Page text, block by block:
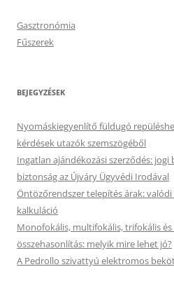
Gasztronómia
Fűszerek
BEJEGYZÉSEK
Nyomáskiegyenlítő füldugó
kérdések utazók szemszögéből
Ingatlan ajándékozási szerződés:
biztonság az Újváry Ügyvédi Irodával
Öntözőrendszer telepítés árak:
kalkuláció
Monofokális, multifokális, trifokális és
összehasonlítás: melyik mire lehet jó?
A Pedrollo szivattyú elektromos